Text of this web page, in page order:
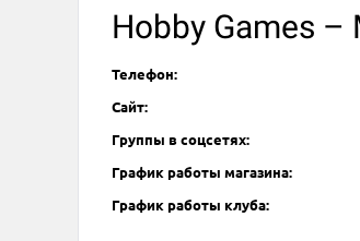
Hobby Games –
Телефон:
Сайт:
Группы в соцсетях:
График работы магазина:
График работы клуба: